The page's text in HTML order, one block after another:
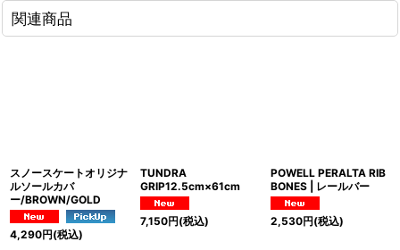
関連商品
スノースケートオリジナ
ルソールカバ
ー/BROWN/GOLD
4,290円(税込)
TUNDRA
GRIP12.5cm×61cm
7,150円(税込)
POWELL PERALTA RIB
BONES | レールバー
2,530円(税込)